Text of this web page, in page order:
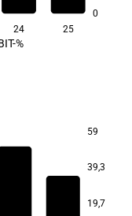
0
24 25
%
59
39,3
19,7